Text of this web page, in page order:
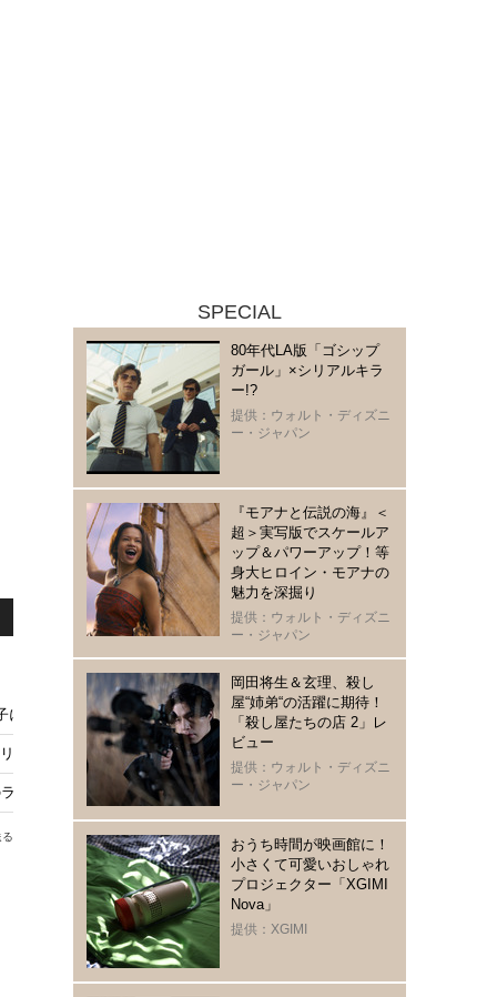
チャリティーサンタが「シェアシネマ」で約8,000人に無料チケット提供
ルスタンドなどファン必見
ビリンス」日本初上陸【11月25日開幕】
SPECIAL
80年代LA版「ゴシップ
ガール」×シリアルキラ
ー!?
提供：ウォルト・ディズニ
ー・ジャパン
『モアナと伝説の海』＜
超＞実写版でスケールア
ップ＆パワーアップ！等
身大ヒロイン・モアナの
魅力を深掘り
提供：ウォルト・ディズニ
ー・ジャパン
岡田将生＆玄理、殺し
屋“姉弟“の活躍に期待！
「殺し屋たちの店 2」レ
ビュー
提供：ウォルト・ディズニ
ー・ジャパン
おうち時間が映画館に！
小さくて可愛いおしゃれ
プロジェクター「XGIMI
Nova」
提供：XGIMI